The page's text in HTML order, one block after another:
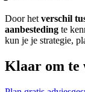
Door het verschil
aanbesteding te
kun je je strategie,
Klaar om te